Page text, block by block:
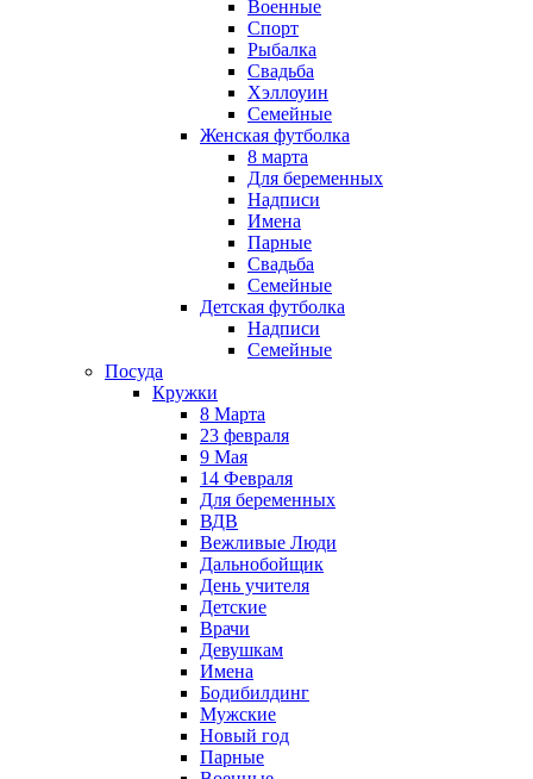
Военные
Спорт
Рыбалка
Свадьба
Хэллоуин
Семейные
Женская футболка
8 марта
Для беременных
Надписи
Имена
Парные
Свадьба
Семейные
Детская футболка
Надписи
Семейные
Посуда
Кружки
8 Марта
23 февраля
9 Мая
14 Февраля
Для беременных
ВДВ
Вежливые Люди
Дальнобойщик
День учителя
Детские
Врачи
Девушкам
Имена
Бодибилдинг
Мужские
Новый год
Парные